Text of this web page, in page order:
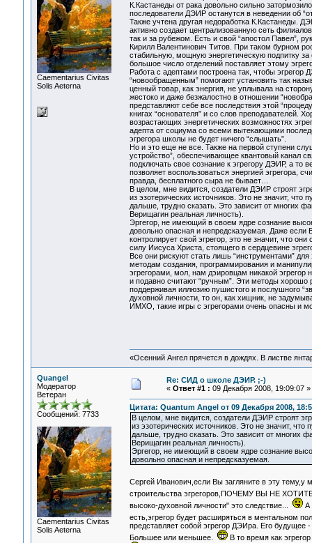
Сaementarius Civitas
Solis Aeterna
К.Кастанеды от рака довольно сильно
последователи ДЭИР останутся в неведении об
Также учтена другая недоработка К.Кастанеды.
активно создает централизованную сеть
так и за рубежом. Есть и свой “апостол Павел”,
Кирилл Валентинович Титов. При таком бурном
стабильную, мощную энергетическую подпитку
большое число отделений поставляет этому
Работа с адептами построена так, чтобы
“новообращенным” помогают установить так
ценный товар, как энергия, не уплывала на
жестоко и даже безжалостно в отношении
представляют себе все последствия этой
книгах “основателя” и со слов преподавателей.
возрастающих энергетических возможностях
адепта от социума со всеми вытекающими
эгрегора школы не будет ничего “слышать”.
Но и это еще не все. Также на первой ступени
устройство”, обеспечивающее квантовый канал
подключать свое сознание к эгрегору ДЭИР, а то
позволяет воспользоваться энергией эгрегора,
правда, бесплатного сыра не бывает…
В целом, мне видится, создатели ДЭИР строят
из эзотерических источников. Это не значит,
дальше, трудно сказать. Это зависит от многих
Верищагин реальная личность).
Эргегор, не имеющий в своем ядре сознание
довольно опасная и непредсказуемая. Даже если
контролирует свой эгрегор, это не значит, что
силу Иисуса Христа, стоящего в сердцевине
Все они рискуют стать лишь “инструментами”
методам создания, программирования и
эгрегорами, мол, нам дэировцам никакой
и подавно считают “ручным”. Эти методы хорошо
поддерживая иллюзию пушистого и послушного
духовной личности, то он, как хищник, не
ИМХО, такие игры с эгрегорами очень опасны и
«Осенний Ангел прячется в дождях. В листве
Quangel
Модератор
Ветеран
Сообщений: 7733
Сaementarius Civitas
Solis Aeterna
Re: СИД о школе ДЭИР. ;-)
« Ответ #1 : 09 Декабря 2008, 19:09:07 »
Цитата: Quantum Angel от 09 Декабря 2008,
В целом, мне видится, создатели ДЭИР строят
из эзотерических источников. Это не значит,
дальше, трудно сказать. Это зависит от многих
Верищагин реальная личность).
Эргегор, не имеющий в своем ядре сознание
довольно опасная и непредсказуемая.
Сергей Иванович,если Вы загляните в эту тему,у
строительства эгрегоров,ПОЧЕМУ ВЫ НЕ
высоко-духовной личности" это следствие...
А
есть,эгрегор будет расширяться в ментальном
представляет собой эгрегор ДЭИра. Его будущее -
Большее или меньшее.
В то время как